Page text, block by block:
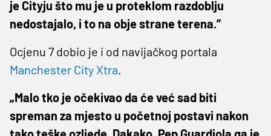
je Cityju što mu je u proteklom razdoblju
nedostajalo, i to na obje strane terena.”
Ocjenu 7 dobio je i od navijačkog portala
Manchester City Xtra.
„Malo tko je očekivao da će već sad biti
spreman za mjesto u početnoj postavi nakon